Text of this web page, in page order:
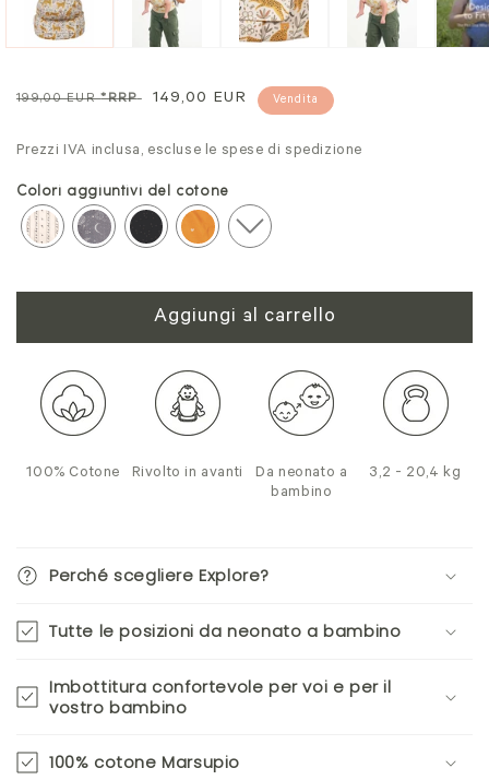
Prezzo
199,00 EUR*RRP
Prezzo
vendita
149,00 EUR Vendita
Prezzi IVA inclusa, escluse le spese di spedizione
Colori aggiuntivi del cotone
Aggiungi al carrello
100% Cotone Rivolto in avanti
Da neonato a
bambino
3,2 - 20,4 kg
Perché scegliere Explore?
Tutte le posizioni da neonato a bambino
Imbottitura confortevole per voi e per il
vostro bambino
100% cotone Marsupio